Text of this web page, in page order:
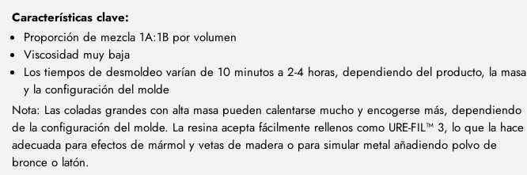
Características clave:
Proporción de mezcla 1A:1B por volumen
Viscosidad muy baja
Los tiempos de desmoldeo varían de 10 minutos a 2-4 horas, dependiendo del producto, la masa
y la configuración del molde
Nota: Las coladas grandes con alta masa pueden calentarse mucho y encogerse más, dependiendo
de la configuración del molde. La resina acepta fácilmente rellenos como URE-FIL™ 3, lo que la hace
adecuada para efectos de mármol y vetas de madera o para simular metal añadiendo polvo de
bronce o latón.